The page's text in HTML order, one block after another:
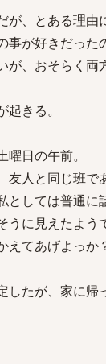
、とある理由
が好きだった
、おそらく両
きる。
日の午前。
人と同じ班で
しては普通に
うに見えたよ
てあげよっか
したが、家に帰